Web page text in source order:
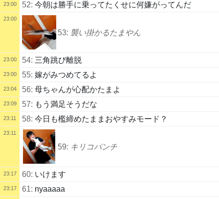
23:00 52: 今朝は勝手に乗ってたくせに何嫌がってんだ
23:00
53: 襲い掛かるたまやん
23:00 54: 三角跳び離脱
23:00 55: 嫁がみつめてるよ
23:04 56: 母ちゃんが心配かたまよ
23:09 57: もう満足そうだな
23:11 58: 今日も檻締めたままおやすみモード？
23:11
59: キリコパンチ
23:17 60: いけます
23:17 61: nyaaaaa